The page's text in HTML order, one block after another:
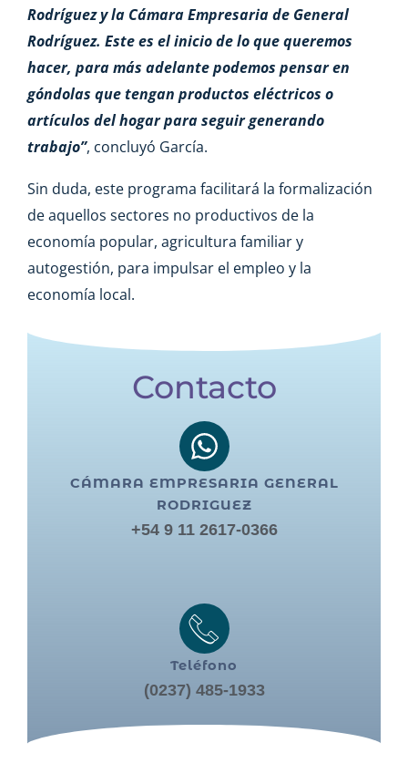
Rodríguez y la Cámara Empresaria de General
Rodríguez. Este es el inicio de lo que queremos
hacer, para más adelante podemos pensar en
góndolas que tengan productos eléctricos o
artículos del hogar para seguir generando
trabajo”, concluyó García.
Sin duda, este programa facilitará la formalización
de aquellos sectores no productivos de la
economía popular, agricultura familiar y
autogestión, para impulsar el empleo y la
economía local.
Contacto
CÁMARA EMPRESARIA GENERAL
RODRIGUEZ
+54 9 11 2617-0366
Teléfono
(0237) 485-1933